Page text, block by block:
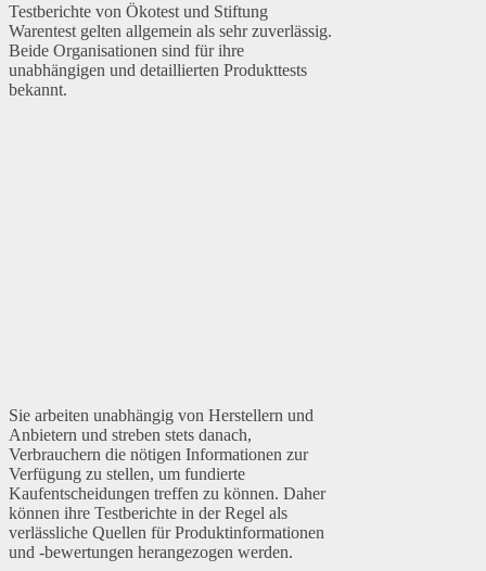
Testberichte von Ökotest und Stiftung
Warentest gelten allgemein als sehr zuverlässig.
Beide Organisationen sind für ihre
unabhängigen und detaillierten Produkttests
bekannt.
Sie arbeiten unabhängig von Herstellern und
Anbietern und streben stets danach,
Verbrauchern die nötigen Informationen zur
Verfügung zu stellen, um fundierte
Kaufentscheidungen treffen zu können. Daher
können ihre Testberichte in der Regel als
verlässliche Quellen für Produktinformationen
und -bewertungen herangezogen werden.